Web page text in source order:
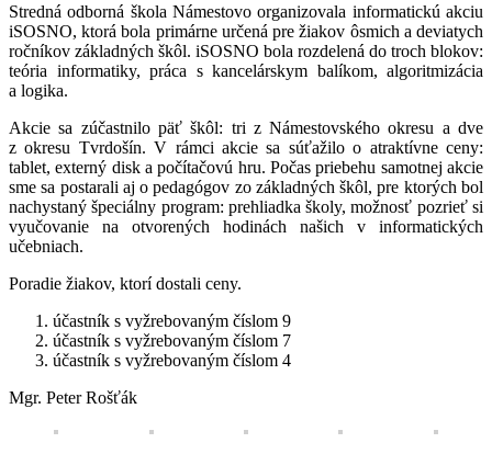
Stredná odborná škola Námestovo organizovala informatickú akciu
iSOSNO, ktorá bola primárne určená pre žiakov ôsmich a deviatych
ročníkov základných škôl. iSOSNO bola rozdelená do troch blokov:
teória informatiky, práca s kancelárskym balíkom, algoritmizácia
a logika.
Akcie sa zúčastnilo päť škôl: tri z Námestovského okresu a dve
z okresu Tvrdošín. V rámci akcie sa súťažilo o atraktívne ceny:
tablet, externý disk a počítačovú hru. Počas priebehu samotnej akcie
sme sa postarali aj o pedagógov zo základných škôl, pre ktorých bol
nachystaný špeciálny program: prehliadka školy, možnosť pozrieť si
vyučovanie na otvorených hodinách našich v informatických
učebniach.
Poradie žiakov, ktorí dostali ceny.
účastník s vyžrebovaným číslom 9
účastník s vyžrebovaným číslom 7
účastník s vyžrebovaným číslom 4
Mgr. Peter Rošťák